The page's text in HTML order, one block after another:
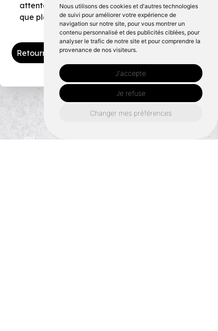
Nous utilisons des cookies et d'autres technologies
de suivi pour améliorer votre expérience de
navigation sur notre site, pour vous montrer un
contenu personnalisé et des publicités ciblées, pour
analyser le trafic de notre site et pour comprendre la
provenance de nos visiteurs.
J'accepte
Je refuse
Changer mes préférences
attentes grâce à ma grande expertise en tant
que plaquiste à Vitré.
Retourner vers tynplac.fr
Plaquiste autour de Vitré :